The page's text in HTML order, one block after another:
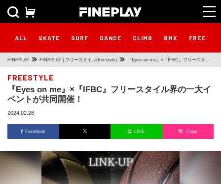
ALL SKATE SURF DANCE CLIMB BMX
FINEPLAY FINEPLAY | フリースタイル(freestyle) 『Eyes on me』×『IFBC』フリースタイ
FREESTYLE
『Eyes on me』×『IFBC』フリースタイル界の一大イ
ベントが共同開催！
2024.02.28
Facebook LINE Copy